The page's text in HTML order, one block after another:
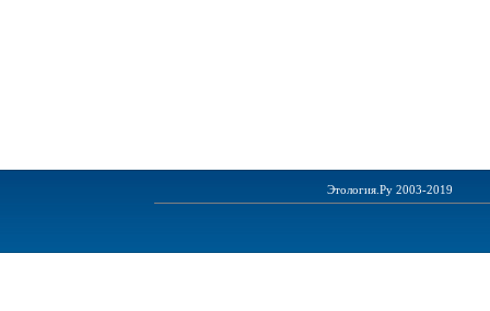
Этология.Ру 2003-2019